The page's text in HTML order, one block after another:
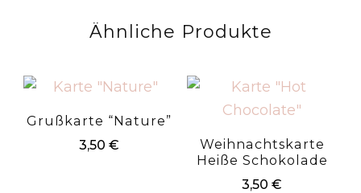
Ähnliche Produkte
Grußkarte “Nature”
3,50 €
Weihnachtskarte
Heiße Schokolade
3,50€